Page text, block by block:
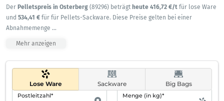
Der Pelletspreis in Osterberg (89296) beträgt heute 416,72 €/t für lose Ware
und 534,41 € für für Pellets-Sackware. Diese Preise gelten bei einer
Abnahmemenge ...
Mehr anzeigen
Lose Ware Sackware Big Bags
Postleitzahl* Menge (in kg)*